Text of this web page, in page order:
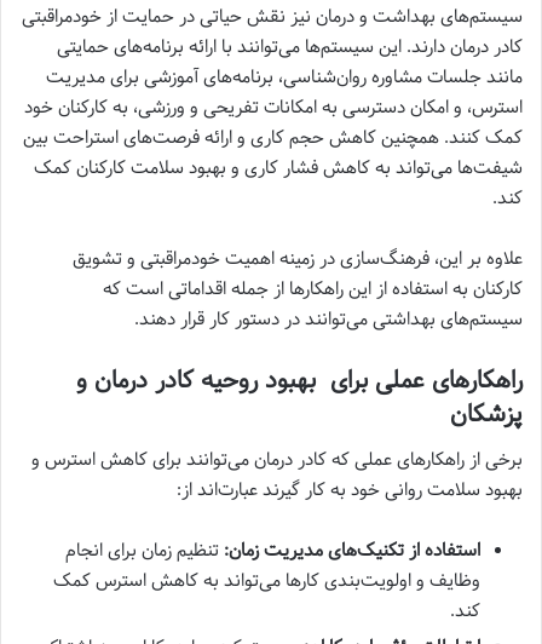
سیستم‌های بهداشت و درمان نیز نقش حیاتی در حمایت از خودمراقبتی
کادر درمان دارند. این سیستم‌ها می‌توانند با ارائه برنامه‌های حمایتی
مانند جلسات مشاوره روان‌شناسی، برنامه‌های آموزشی برای مدیریت
استرس، و امکان دسترسی به امکانات تفریحی و ورزشی، به کارکنان خود
کمک کنند. همچنین کاهش حجم کاری و ارائه فرصت‌های استراحت بین
شیفت‌ها می‌تواند به کاهش فشار کاری و بهبود سلامت کارکنان کمک
کند.
علاوه بر این، فرهنگ‌سازی در زمینه اهمیت خودمراقبتی و تشویق
کارکنان به استفاده از این راهکارها از جمله اقداماتی است که
سیستم‌های بهداشتی می‌توانند در دستور کار قرار دهند.
راهکارهای عملی برای بهبود روحیه کادر درمان و
پزشکان
برخی از راهکارهای عملی که کادر درمان می‌توانند برای کاهش استرس و
بهبود سلامت روانی خود به کار گیرند عبارت‌اند از:
استفاده از تکنیک‌های مدیریت زمان: تنظیم زمان برای انجام
وظایف و اولویت‌بندی کارها می‌تواند به کاهش استرس کمک
کند.